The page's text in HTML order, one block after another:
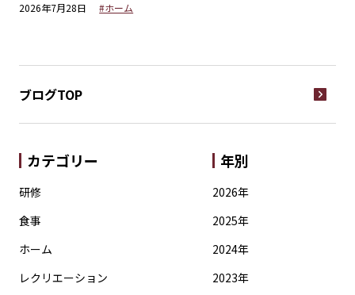
2026年7月28日 #ホーム
ブログTOP
カテゴリー
研修
食事
ホーム
レクリエーション
年別
2026年
2025年
2024年
2023年